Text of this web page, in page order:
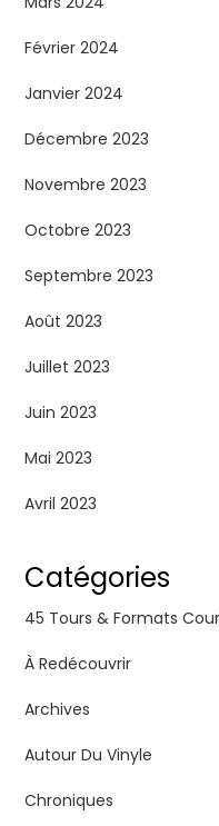
Février 2024
Janvier 2024
Décembre 2023
Novembre 2023
Octobre 2023
Septembre 2023
Août 2023
Juillet 2023
Juin 2023
Mai 2023
Avril 2023
Catégories
45 Tours & Formats
À Redécouvrir
Archives
Autour Du Vinyle
Chroniques